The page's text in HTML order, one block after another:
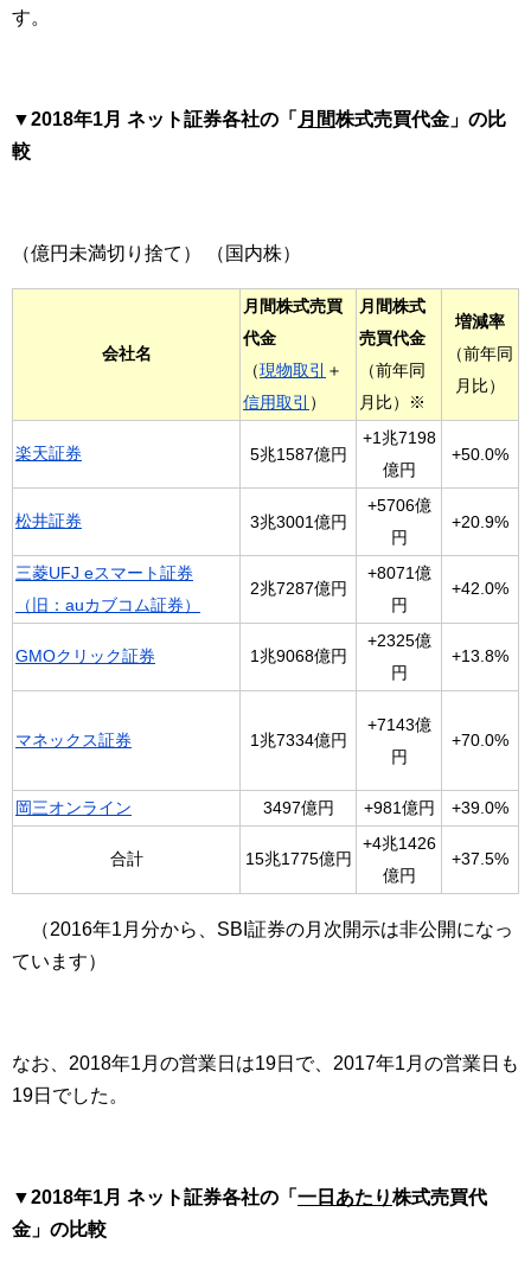
す。
▼2018年1月 ネット証券各社の「 月間株式売買代金」の比
較
（億円未満切り捨て） （国内株）
会社名
月間株式売買
代金
（現物取引
＋
信用取引 ）
月間株式
売買代金
（前年同
月比）※
増減率
（前年同
月比）
楽天証券 5兆1587億円
+1兆7198
億円
+50.0%
松井証券 3兆3001億円
+5706億
円
+20.9%
三菱UFJ eスマート証券
（旧：auカブコム証券）
2兆7287億円
+8071億
円
+42.0%
GMOクリック証券 1兆9068億円
+2325億
円
+13.8%
マネックス証券 1兆7334億円
+7143億
円
+70.0%
岡三オンライン 3497億円 +981億円 +39.0%
合計 15兆1775億円
+4兆1426
億円
+37.5%
（2016年1月分から、SBI証券の月次開示は非公開になっ
ています）
なお、2018年1月の営業日は19日で、2017年1月の営業日も
19日でした。
▼2018年1月 ネット証券各社の「 一日あたり株式売買代
金」の比較